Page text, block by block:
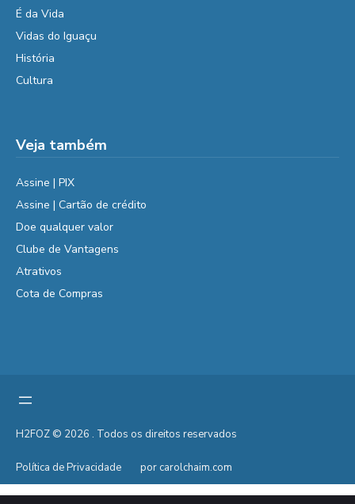
É da Vida
Vidas do Iguaçu
História
Cultura
Veja também
Assine | PIX
Assine | Cartão de crédito
Doe qualquer valor
Clube de Vantagens
Atrativos
Cota de Compras
H2FOZ © 2026 . Todos os direitos reservados
Política de Privacidade por carolchaim.com